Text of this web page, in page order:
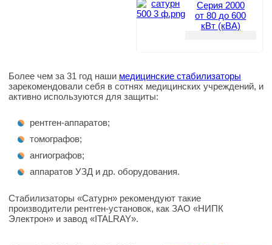
Серия 2000
от 80 до 600
кВт (кВА)
Более чем за 31 год наши медицинские стабилизаторы
зарекомендовали себя в сотнях медицинских учреждений, и
активно используются для защиты:
рентген-аппаратов;
томографов;
ангиографов;
аппаратов УЗД и др. оборудования.
Стабилизаторы «Сатурн» рекомендуют такие
производители рентген-установок, как ЗАО «НИПК
Электрон» и завод «ITALRAY».